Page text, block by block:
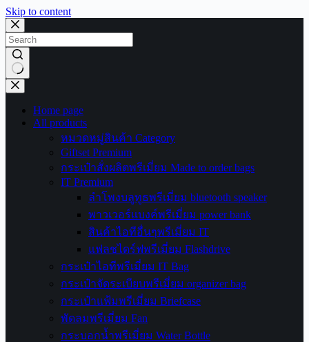
Skip to content
No
results
Home page
All products
หมวดหมู่สินค้า Category
Giftset Premium
กระเป๋าสั่งผลิตพรีเมี่ยม Made to order bags
IT Premium
ลำโพงบลูทูธพรีเมี่ยม bluetooth speaker
พาวเวอร์แบงค์พรีเมี่ยม power bank
สินค้าไอทีอื่นๆพรีเมี่ยม IT
แฟลชไดร์ฟพรีเมี่ยม Flashdrive
กระเป๋าไอทีพรีเมี่ยม IT Bag
กระเป๋าจัดระเบียบพรีเมี่ยม organizer bag
กระเป๋าแฟ้มพรีเมี่ยม Briefcase
พัดลมพรีเมี่ยม Fan
กระบอกน้ำพรีเมี่ยม Water Bottle